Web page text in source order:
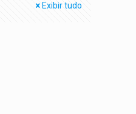
Exibir tudo